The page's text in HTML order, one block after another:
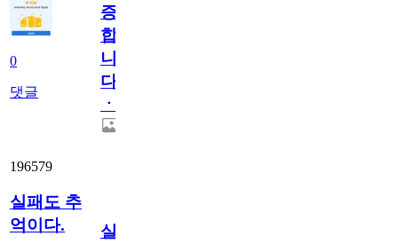
0
댓글
증
합
니
다
ㆍ
196579
실패도 추
억이다.
실